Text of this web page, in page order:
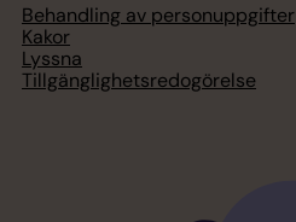
Behandling av personuppgifter
Kakor
Lyssna
Tillgänglighetsredogörelse